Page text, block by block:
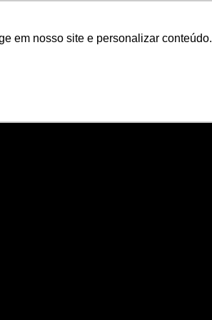
em nosso site e personalizar conteúdo.
em nosso site e personalizar conteúdo.
INVISTA CONTEÚDO EN